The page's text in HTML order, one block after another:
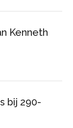
Kenneth
bij 290-